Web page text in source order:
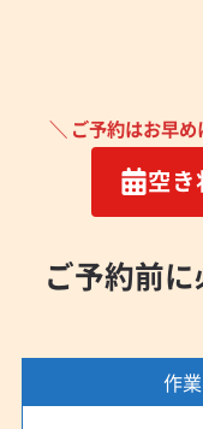
＼ ご予約はお早
空
ご予約前に
作